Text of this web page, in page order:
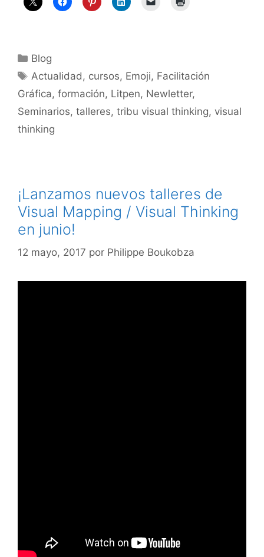
Categorías
Blog
Etiquetas
Actualidad, cursos, Emoji, Facilitación
Gráfica, formación, Litpen, Newletter,
Seminarios, talleres, tribu visual thinking, visual
thinking
¡Lanzamos nuevos talleres de
Visual Mapping / Visual Thinking
en junio!
12 mayo, 2017 por Philippe Boukobza